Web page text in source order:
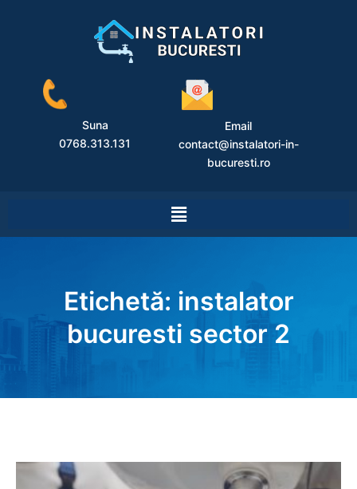
Suna
0768.313.131
Email
contact@instalatori-in-
bucuresti.ro
Etichetă: instalator
bucuresti sector 2